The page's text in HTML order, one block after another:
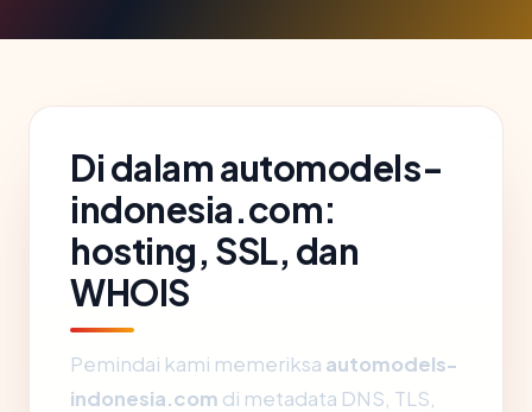
Di dalam automodels-
indonesia.com:
hosting, SSL, dan
WHOIS
Pemindai kami memeriksa automodels-
indonesia.com di metadata DNS, TLS,